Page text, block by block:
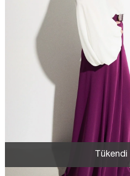
Tükendi